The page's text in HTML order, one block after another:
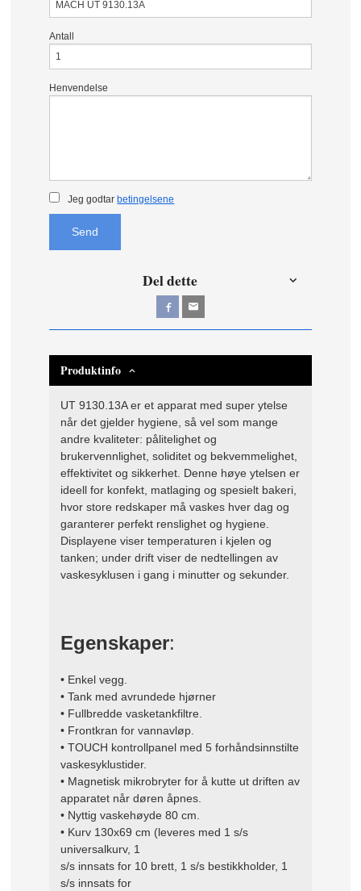
Antall
Henvendelse
Jeg godtar betingelsene
Send
Del dette
Produktinfo
UT 9130.13A er et apparat med super ytelse
når det gjelder hygiene, så vel som mange
andre kvaliteter: pålitelighet og
brukervennlighet, soliditet og bekvemmelighet,
effektivitet og sikkerhet. Denne høye ytelsen er
ideell for konfekt, matlaging og spesielt bakeri,
hvor store redskaper må vaskes hver dag og
garanterer perfekt renslighet og hygiene.
Displayene viser temperaturen i kjelen og
tanken; under drift viser de nedtellingen av
vaskesyklusen i gang i minutter og sekunder.
Egenskaper:
• Enkel vegg.
• Tank med avrundede hjørner
• Fullbredde vasketankfiltre.
• Frontkran for vannavløp.
• TOUCH kontrollpanel med 5 forhåndsinnstilte
vaskesyklustider.
• Magnetisk mikrobryter for å kutte ut driften av
apparatet når døren åpnes.
• Nyttig vaskehøyde 80 cm.
• Kurv 130x69 cm (leveres med 1 s/s
universalkurv, 1
s/s innsats for 10 brett, 1 s/s bestikkholder, 1
s/s innsats for